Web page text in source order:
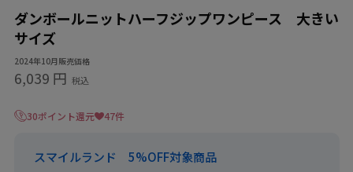
ダンボールニットハーフジップワンピース 大きい
サイズ
2024年10月販売価格
6,039 円 税込
30ポイント還元 47件
スマイルランド 5%OFF対象商品